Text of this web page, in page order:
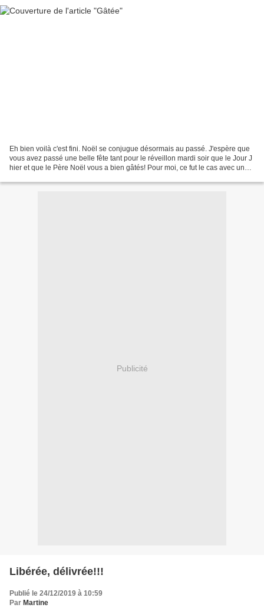
Eh bien voilà c'est fini. Noël se conjugue désormais au passé. J'espère que
vous avez passé une belle fête tant pour le réveillon mardi soir que le Jour J
hier et que le Père Noël vous a bien gâtés! Pour moi, ce fut le cas avec un
Publicité
Libérée, délivrée!!!
Publié le 24/12/2019 à 10:59
Par Martine